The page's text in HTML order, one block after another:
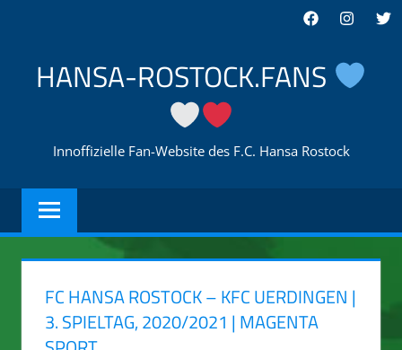
springen
Facebook
HANSA-ROSTOCK.FANS
Innoffizielle Fan-Website des F.C. Hansa Rostock
FC HANSA ROSTOCK – KFC UERDINGEN |
3. SPIELTAG, 2020/2021 | MAGENTA